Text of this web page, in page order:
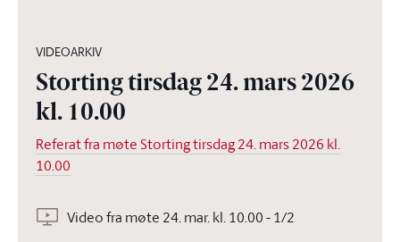
VIDEOARKIV
Storting tirsdag 24. mars 2026
kl. 10.00
Referat fra møte Storting tirsdag 24. mars 2026 kl.
10.00
Video fra møte 24. mar. kl. 10.00 - 1/2